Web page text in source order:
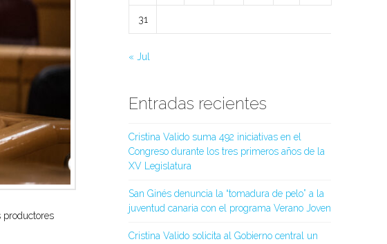
productores
31
« Jul
Entradas recientes
Cristina Valido suma 492 iniciativas en el
Congreso durante los tres primeros años de la
XV Legislatura
San Ginés denuncia la “tomadura de pelo” a la
juventud canaria con el programa Verano Joven
Cristina Valido solicita al Gobierno central un